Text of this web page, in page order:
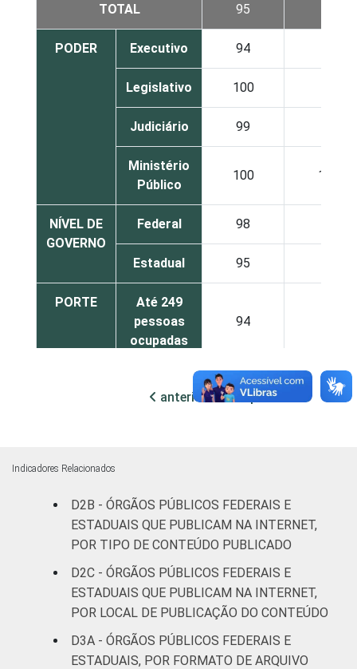
TOTAL 95
PODER Executivo 94
Legislativo 100
Judiciário 99
Ministério
Público
100 100
NÍVEL DE
GOVERNO
Federal 98
Estadual 95
PORTE
Até 249
pessoas
ocupadas
94
mais
declarado
Fonte: CGI.br/NIC.br, Centro Regional de
Sociedade da Informação (Cetic.br),
Pesquisa sobre o uso das tecnologias de
informação e comunicação no setor público
brasileiro – TIC Governo Eletrônico 2021.
anterior próxima
Indicadores Relacionados
D2B - ÓRGÃOS PÚBLICOS FEDERAIS E
ESTADUAIS QUE PUBLICAM NA INTERNET,
POR TIPO DE CONTEÚDO PUBLICADO
D2C - ÓRGÃOS PÚBLICOS FEDERAIS E
ESTADUAIS QUE PUBLICAM NA INTERNET,
POR LOCAL DE PUBLICAÇÃO DO CONTEÚDO
D3A - ÓRGÃOS PÚBLICOS FEDERAIS E
ESTADUAIS, POR FORMATO DE ARQUIVO